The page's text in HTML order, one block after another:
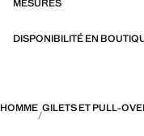
haute qualité.
MESURES
DISPONIBILITÉ EN
HOMME GILETS ET PULL-